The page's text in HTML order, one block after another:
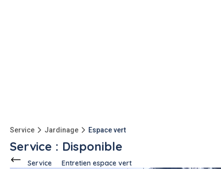
Service Jardinage Espace vert
Service : Disponible
Service Entretien espace vert